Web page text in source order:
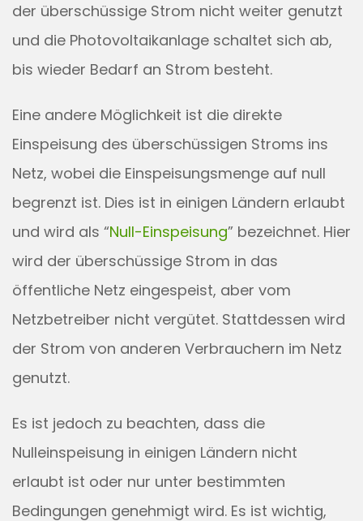
der überschüssige Strom nicht weiter genutzt
und die Photovoltaikanlage schaltet sich ab,
bis wieder Bedarf an Strom besteht.
Eine andere Möglichkeit ist die direkte
Einspeisung des überschüssigen Stroms ins
Netz, wobei die Einspeisungsmenge auf null
begrenzt ist. Dies ist in einigen Ländern erlaubt
und wird als “Null-Einspeisung” bezeichnet. Hier
wird der überschüssige Strom in das
öffentliche Netz eingespeist, aber vom
Netzbetreiber nicht vergütet. Stattdessen wird
der Strom von anderen Verbrauchern im Netz
genutzt.
Es ist jedoch zu beachten, dass die
Nulleinspeisung in einigen Ländern nicht
erlaubt ist oder nur unter bestimmten
Bedingungen genehmigt wird. Es ist wichtig,